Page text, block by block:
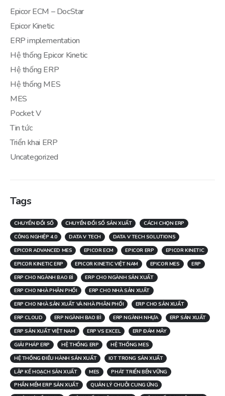
Epicor ECM – DocStar
Epicor Kinetic
ERP implementation
Hệ thống Epicor Kinetic
Hệ thống ERP
Hệ thống MES
MES
Pocket V
Tin tức
Triển khai ERP
Uncategorized
Tags
CHUYỂN ĐỔI SỐ CHUYỂN ĐỔI SỐ SẢN XUẤT
CÁCH CHỌN ERP
CÔNG NGHIỆP 4.0
DATA V TECH
DATA V TECH SOLUTIONS
EPICOR ADVANCED MES
EPICOR ECM EPICOR ERP
EPICOR KINETIC
EPICOR KINETIC ERP
EPICOR KINETIC VIỆT NAM EPICOR MES
ERP
ERP CHO NGÀNH BAO BÌ
ERP CHO NGÀNH SẢN XUẤT
ERP CHO NHÀ PHÂN PHỐI
ERP CHO NHÀ SẢN XUẤT
ERP CHO NHÀ SẢN XUẤT VÀ NHÀ PHÂN PHỐI
ERP CHO SẢN XUẤT
ERP CLOUD
ERP NGÀNH BAO BÌ ERP NGÀNH NHỰA
ERP SẢN XUẤT
ERP SẢN XUẤT VIỆT NAM
ERP VS EXCEL
ERP ĐÁM MÂY
GIẢI PHÁP ERP
HỆ THỐNG ERP
HỆ THỐNG MES
HỆ THỐNG ĐIỀU HÀNH SẢN XUẤT
IOT TRONG SẢN XUẤT
LẬP KẾ HOẠCH SẢN XUẤT
MES
PHÁT TRIỂN BỀN VỮNG
PHẦN MỀM ERP SẢN XUẤT
QUẢN LÝ CHUỖI CUNG ỨNG